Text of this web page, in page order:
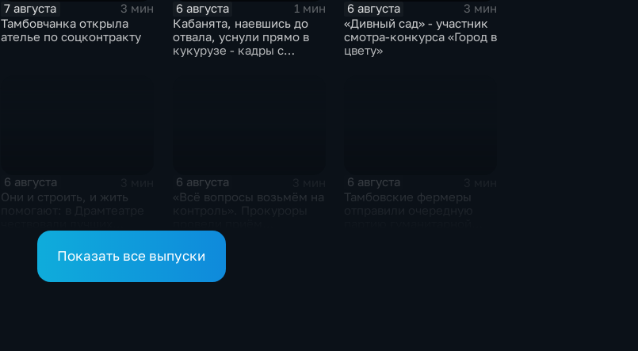
7 августа
3 мин
Тамбовчанка открыла
ателье по соцконтракту
6 августа
1 мин
Кабанята, наевшись до
отвала, уснули прямо в
кукурузе - кадры с
6 августа
3 мин
«Дивный сад» - участник
смотра-конкурса «Город в
цвету»
6 августа
Они и строить, и жить
строителей
6 августа
«Всё вопросы возьмём на
участников СВО
6 августа
Тамбовские фермеры
Показать все выпуски